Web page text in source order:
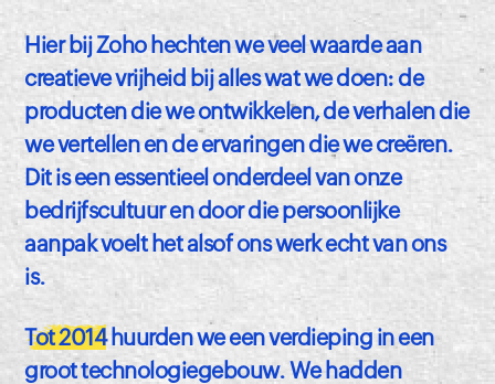
Hier bij Zoho hechten we veel waarde aan
creatieve vrijheid bij alles wat we doen: de
producten die we ontwikkelen, de verhalen die
we vertellen en de ervaringen die we creëren.
Dit is een essentieel onderdeel van onze
bedrijfscultuur en door die persoonlijke
aanpak voelt het alsof ons werk echt van ons
is.
Tot 2014huurden we een verdieping in een
groot technologiegebouw. We hadden